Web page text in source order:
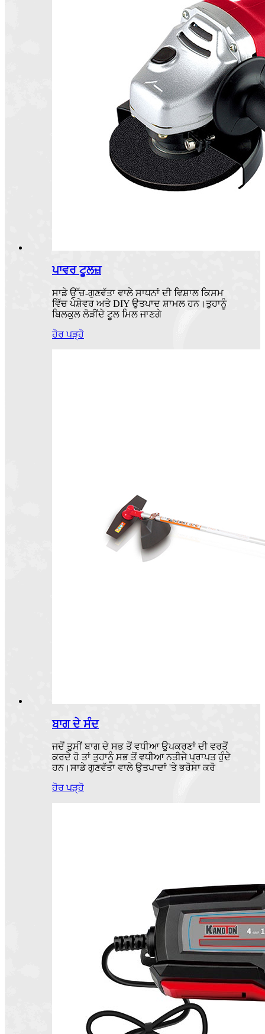
ਪਾਵਰ ਟੂਲਜ਼
ਸਾਡੇ ਉੱਚ-ਗੁਣਵੱਤਾ ਵਾਲੇ ਸਾਧਨਾਂ ਦੀ ਵਿਸ਼ਾਲ ਕਿਸਮ
ਵਿੱਚ ਪੇਸ਼ੇਵਰ ਅਤੇ DIY ਉਤਪਾਦ ਸ਼ਾਮਲ ਹਨ।ਤੁਹਾਨੂੰ
ਬਿਲਕੁਲ ਲੋੜੀਂਦੇ ਟੂਲ ਮਿਲ ਜਾਣਗੇ
ਹੋਰ ਪੜ੍ਹੋ
ਬਾਗ ਦੇ ਸੰਦ
ਜਦੋਂ ਤੁਸੀਂ ਬਾਗ ਦੇ ਸਭ ਤੋਂ ਵਧੀਆ ਉਪਕਰਣਾਂ ਦੀ ਵਰਤੋਂ
ਕਰਦੇ ਹੋ ਤਾਂ ਤੁਹਾਨੂੰ ਸਭ ਤੋਂ ਵਧੀਆ ਨਤੀਜੇ ਪ੍ਰਾਪਤ ਹੁੰਦੇ
ਹਨ।ਸਾਡੇ ਗੁਣਵੱਤਾ ਵਾਲੇ ਉਤਪਾਦਾਂ 'ਤੇ ਭਰੋਸਾ ਕਰੋ
ਹੋਰ ਪੜ੍ਹੋ